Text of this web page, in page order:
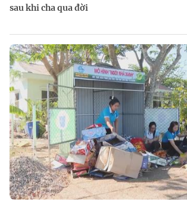
sau khi cha qua đời